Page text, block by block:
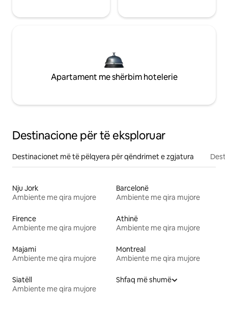
Apartament me shërbim hotelerie
Destinacione për të eksploruar
Destinacionet më të pëlqyera për qëndrimet e zgjatura
Nju Jork
Ambiente me qira mujore
Barcelonë
Ambiente me qira mujore
Firence
Ambiente me qira mujore
Athinë
Ambiente me qira mujore
Majami
Ambiente me qira mujore
Montreal
Ambiente me qira mujore
Siatëll
Ambiente me qira mujore
Shfaq më shumë